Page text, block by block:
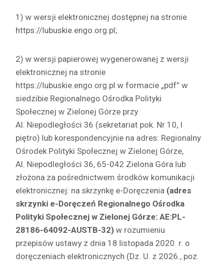
1) w wersji elektronicznej dostępnej na stronie
https://lubuskie.engo.org.pl;
2) w wersji papierowej wygenerowanej z wersji
elektronicznej na stronie
https://lubuskie.engo.org.pl w formacie „pdf” w
siedzibie Regionalnego Ośrodka Polityki
Społecznej w Zielonej Górze przy
Al. Niepodległości 36 (sekretariat pok. Nr 10, I
piętro) lub korespondencyjnie na adres: Regionalny
Ośrodek Polityki Społecznej w Zielonej Górze,
Al. Niepodległości 36, 65-042 Zielona Góra lub
złożona za pośrednictwem środków komunikacji
elektronicznej: na skrzynkę e-Doręczenia (adres
skrzynki e-Doręczeń Regionalnego Ośrodka
Polityki Społecznej w Zielonej Górze: AE:PL-
28186-64092-AUSTB-32) w rozumieniu
przepisów ustawy z dnia 18 listopada 2020 r. o
doręczeniach elektronicznych (Dz. U. z 2026., poz.